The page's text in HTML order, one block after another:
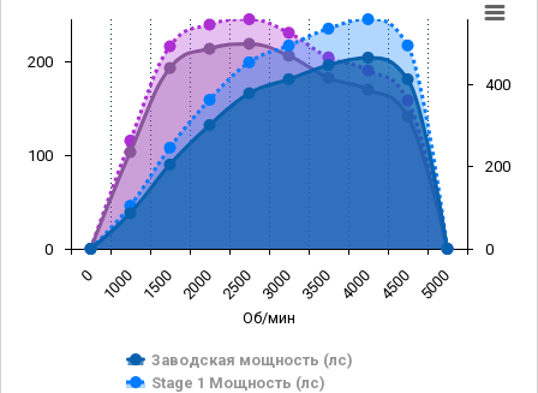
Об/мин
Заводская мощность (лс)
Stage 1 Мощность (лс)
0 1000 1500 2000 2500 3000 3500 4000 4500 5000
0
100
200
0
200
400